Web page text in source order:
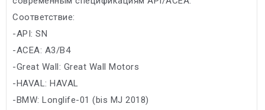
Соответствие:
-API: SN
-ACEA: A3/B4
-Great Wall: Great Wall Motors
-HAVAL: HAVAL
-BMW: Longlife-01 (bis MJ 2018)